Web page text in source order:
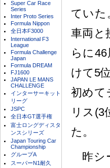
Super Car Race
Series
Inter Proto Series
Formula Nippon
全日本F3000
International F3
League
Formula Challenge
Japan
Formula DREAM
FJ1600
JAPAN LE MANS
CHALLENGE
インターサーキット
リーグ
JSPC
全日本GT選手権
富士ロングディスタ
ンスシリーズ
Japan Touring Car
Championship
グループA
スーパーN1耐久
ていた
車両と
らに
けて5
初めて
リス
た。
昨シ